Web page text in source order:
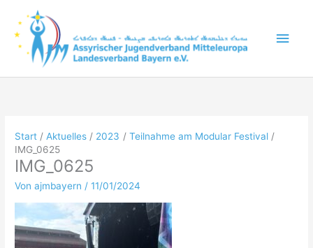
Inhalt
springen
Start Aktuelles 2023
Teilnahme am Modular Festival
IMG_0625
IMG_0625
Vonajmbayern/11/01/2024